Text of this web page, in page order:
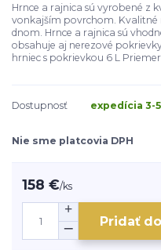
Hrnce a rajnica sú vyrobené z
vonkajším povrchom. Kvalitné
dnom. Hrnce a rajnica sú
obsahuje aj nerezové
hrniec s pokrievkou 6 L Priemer:
Dostupnosť expedícia 3-
Nie sme platcovia DPH
158 €/ks
Pridať